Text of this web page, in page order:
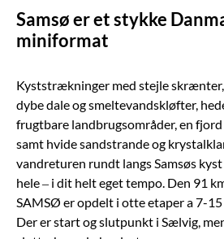
Samsø er et stykke
miniformat
Kyststrækninger med stejle
dybe dale og smeltevandskløfter,
frugtbare landbrugsområder, en
samt hvide sandstrande og
vandreturen rundt langs Samsøs
hele – i dit helt eget tempo. Den 91
SAMSØ er opdelt i otte etaper a 7-
Der er start og slutpunkt i Sælvig,